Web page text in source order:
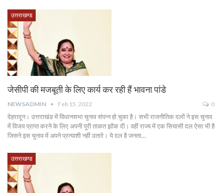
उत्तराखण्ड
जेसीपी की मजबूती के लिए कार्य कर रही हैं भावना पांडे
NEWSADMIN Feb 15, 2022 0
देहरादून। उत्तराखंड में विधानसभा चुनाव संपन्न हो चुका है। सभी राजनीतिक दलों ने इस चुनाव
में विजय प्राप्त करने के लिए अपनी पूरी ताकत झोंक दी। वहीं राज्य में एक सियासी दल ऐसा भी है
जिसने इस चुनाव में अपने प्रत्याशी नहीं उतारे। ये दल है जनता…
उत्तराखण्ड